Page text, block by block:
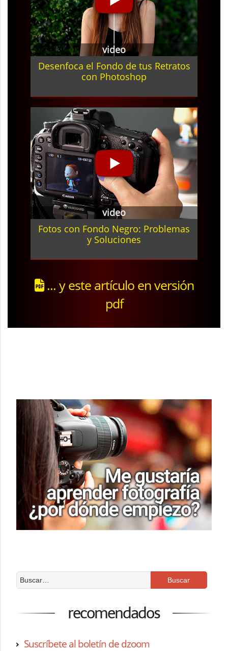
video
Desenfoca el Fondo de tus Retratos
con Photoshop
video
Fotos con Fondo Negro: Problemas
y Soluciones
... y este artículo en versión
pdf
recomendados
Suscríbete al boletín de dzoom